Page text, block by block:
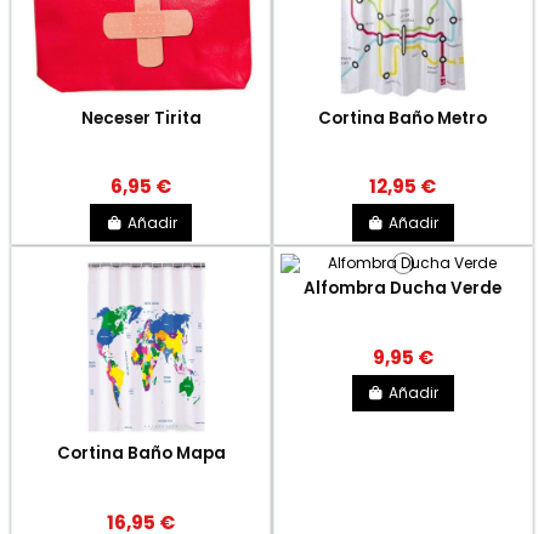
Neceser Tirita
6,95 €
Añadir
Cortina Baño Metro
12,95 €
Añadir
Cortina Baño Mapa
16,95 €
Alfombra Ducha Verde
9,95 €
Añadir